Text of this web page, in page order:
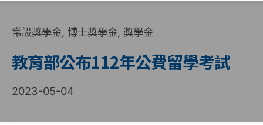
常設獎學金 博士獎學金 獎學金
教育部公布112年公費留學考試
2023-05-04